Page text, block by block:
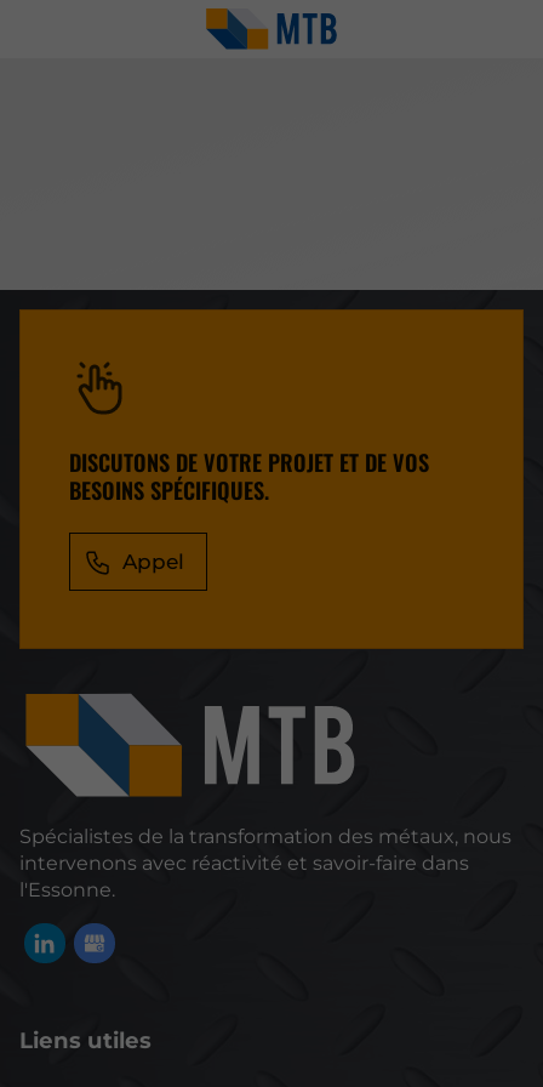
DISCUTONS DE VOTRE PROJET ET DE VOS
BESOINS SPÉCIFIQUES.
Appel
Spécialistes de la transformation des métaux, nous
intervenons avec réactivité et savoir-faire dans
l'Essonne.
Liens utiles